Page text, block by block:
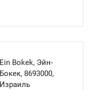
Ein Bokek, Эйн-
Бокек, 8693000,
Израиль